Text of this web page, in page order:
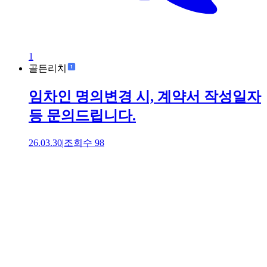
1
골든리치
임차인 명의변경 시, 계약서 작성일자
등 문의드립니다.
26.03.30|조회수 98